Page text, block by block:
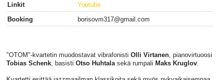
Linkit
Youtube
Booking
borisovm317@gmail.com
"OTOM"-kvartetin muodostavat vibrafonisti Olli Virtanen, pianovirtuoosi
Tobias Schenk, basisti Otso Huhtalasekä rumpali Maks Kruglov.